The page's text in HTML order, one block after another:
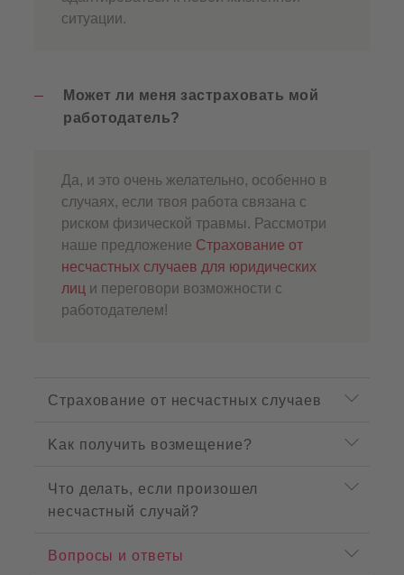
ситуации.
Может ли меня застраховать мой
работодатель?
Да, и это очень желательно, особенно в
случаях, если твоя работа связана с
риском физической травмы. Рассмотри
наше предложение Страхование от
несчастных случаев для юридических
лиц и переговори возможности с
работодателем!
Страхование от несчастных случаев
Kак получить возмещение?
Что делать, если произошел
несчастный случай?
Вопросы и ответы